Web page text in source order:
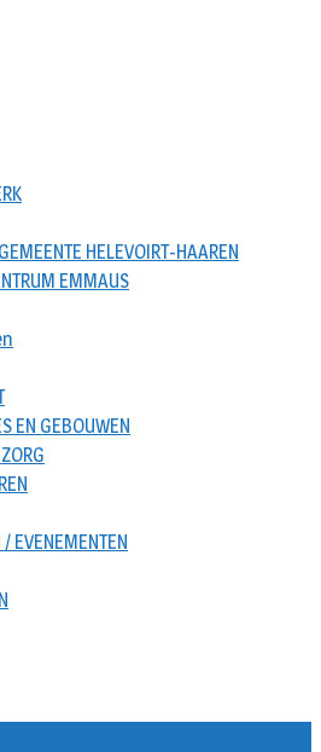
HELEVOIRT-HAAREN
EMMAUS
EN GEBOUWEN
EVENEMENTEN